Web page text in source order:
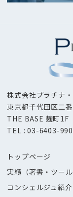
株式会社プラチナ
東京都千代田区二
THE BASE 麹町1F
TEL : 03-6403-
トップページ
実績（著書・ツール
コンシェルジュ紹介